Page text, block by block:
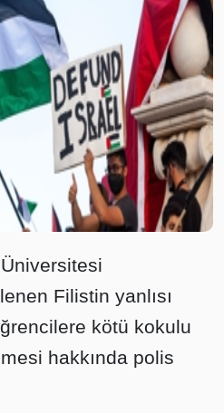
Filistin yanlısı
kötü kokulu
hakkında polis